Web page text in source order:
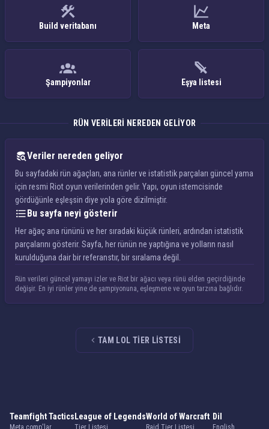
Build veritabanı Meta
Şampiyonlar Eşya listesi
RÜN VERILERI NEREDEN GELIYOR
Veriler nereden geliyor
Bu sayfadaki rün ağaçları, ana rünler ve istatistik parçaları güncel yama
için resmi Riot oyun verilerinden gelir. Yapı, oyun istemcisinde
gördüğünle eşleşsin diye yola göre dizilmiştir.
Bu sayfa neyi gösterir
Her ağaç ana rününü ve her sıradaki küçük rünleri, ardından istatistik
parçalarını gösterir. Sayfa, her rünün ne yaptığına ve yolların nasıl
kurulduğuna dair bir referanstır, bir sıralama değil.
Rün verileri güncel yamayı izler ve Riot bir ağacı veya rünü elden geçirdiğinde
değişir. En iyi rünler yine de şampiyonuna, eşleşmene ve oyun tarzına bağlıdır.
TAM LOL TIER LISTESI
Teamfight Tactics
Meta comp'lar
League of Legends
Tier Listesi
World of Warcraft
Raid Tier Listesi
Dil
English